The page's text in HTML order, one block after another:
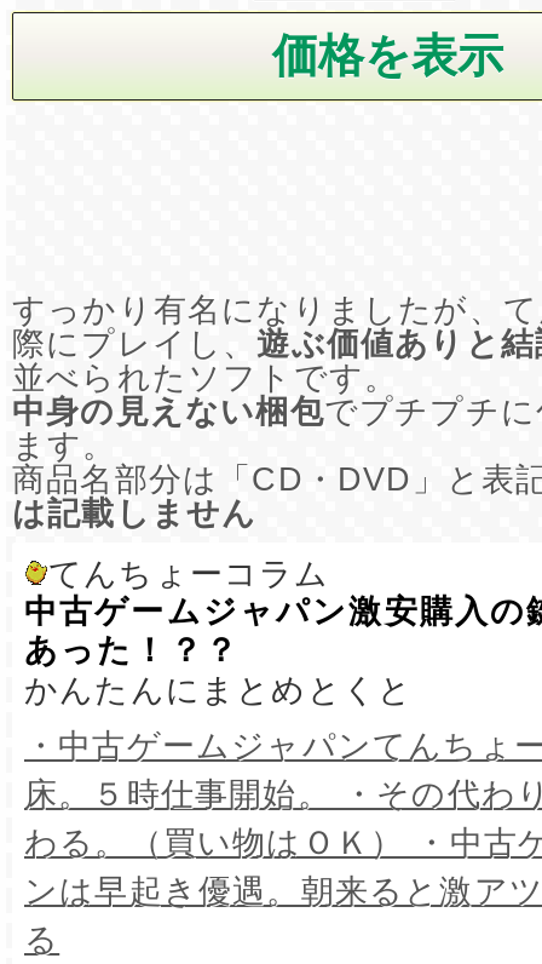
すっかり有名になりましたが、
際にプレイし、遊ぶ価値ありと
並べられたソフトです。
中身の見えない梱包でプチプチ
ます。
商品名部分は「CD・DVD」と表
は記載しません
てんちょーコラム
中古ゲームジャパン激安購入の
あった！？？
かんたんにまとめとくと
・中古ゲームジャパンてんちょ
床。５時仕事開始。 ・その代わ
わる。（買い物はＯＫ） ・中古
ンは早起き優遇。朝来ると激ア
る